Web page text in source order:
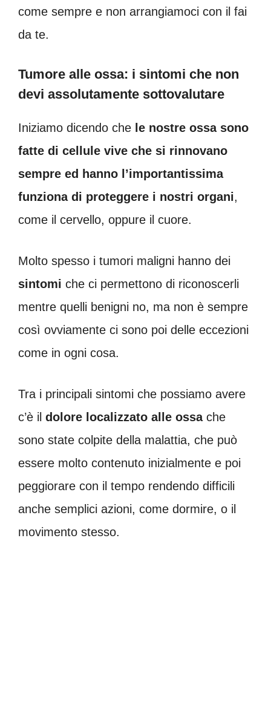
come sempre e non arrangiamoci con il fai
da te.
Tumore alle ossa: i sintomi che non
devi assolutamente sottovalutare
Iniziamo dicendo che le nostre ossa sono
fatte di cellule vive che si rinnovano
sempre ed hanno l’importantissima
funziona di proteggere i nostri organi,
come il cervello, oppure il cuore.
Molto spesso i tumori maligni hanno dei
sintomi che ci permettono di riconoscerli
mentre quelli benigni no, ma non è sempre
così ovviamente ci sono poi delle eccezioni
come in ogni cosa.
Tra i principali sintomi che possiamo avere
c’è il dolore localizzato alle ossache
sono state colpite della malattia, che può
essere molto contenuto inizialmente e poi
peggiorare con il tempo rendendo difficili
anche semplici azioni, come dormire, o il
movimento stesso.